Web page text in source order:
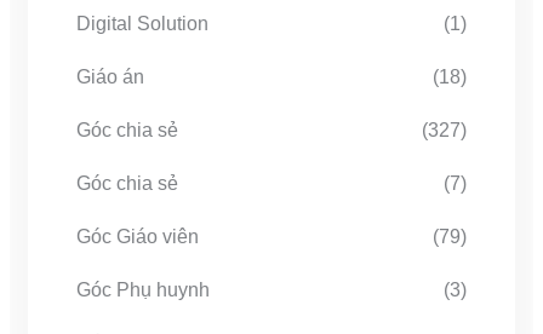
Digital Solution (1)
Giáo án (18)
Góc chia sẻ (327)
Góc chia sẻ (7)
Góc Giáo viên (79)
Góc Phụ huynh (3)